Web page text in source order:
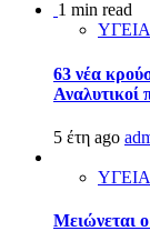
1 min read
ΥΓΕΙΑ
63 νέα
Αναλυτικοί
5 έτη ago
ΥΓΕΙΑ
Μειώνεται